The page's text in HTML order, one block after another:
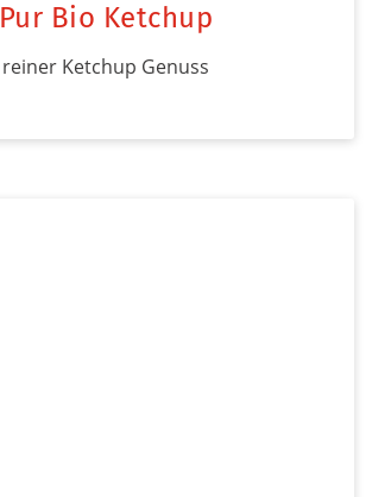
Pur Bio Ketchup
reiner Ketchup Genuss